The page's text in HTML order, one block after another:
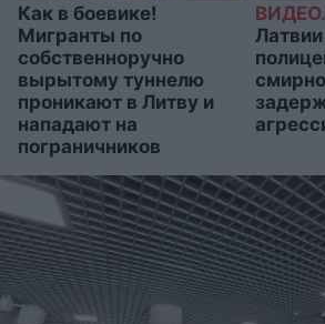
Как в боевике!
Мигранты по
собственноручно
вырытому туннелю
проникают в Литву и
нападают на
пограничников
ВИДЕО.